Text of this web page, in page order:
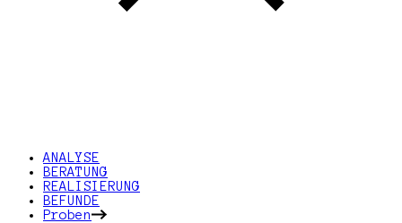
ANALYSE
BERATUNG
REALISIERUNG
BEFUNDE
Proben